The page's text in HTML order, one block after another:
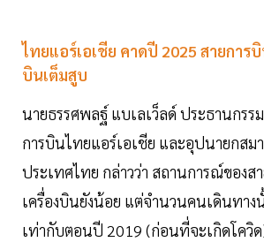
ไทยแอร์เอเชีย คาดปี 2025 สายกา
บินเต็มสูบ
นายธรรศพลฐ์ แบเลเว็ลด์ ประธานกรร
การบินไทยแอร์เอเชีย และอุปนายกสม
ประเทศไทย กล่าวว่า สถานการณ์ของ
เครื่องบินยังน้อย แต่จำนวนคนเดินทา
เท่ากับตอนปี 2019 (ก่อนที่จะเกิดโควิ